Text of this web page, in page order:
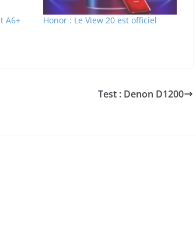
A6+
Honor : Le View 20 est officiel
Test : Denon D1200